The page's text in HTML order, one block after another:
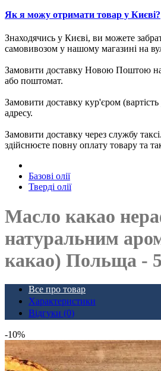
Як я можу отримати товар у Києві?
Знаходячись у Києві, ви можете
самовивозом у нашому магазині на
Замовити доставку Новою Поштою
або поштомат.
Замовити доставку кур'єром
адресу.
Замовити доставку через службу
здійснюєте повну оплату товару та
Базові олії
Тверді олії
Масло какао
натуральним
какао) Польща -
Все про товар
Характеристики
Відгуки (0)
-10%